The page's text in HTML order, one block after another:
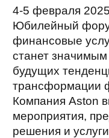
4-5 февраля
Юбилейный
финансовые
станет
будущих
трансформации
Компания Aston
мероприятия,
решения и